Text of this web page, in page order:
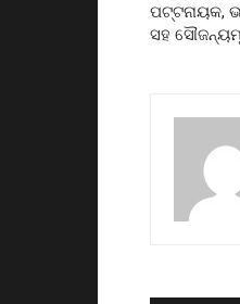
ପଟ୍ଟନାୟକ,
ସହ